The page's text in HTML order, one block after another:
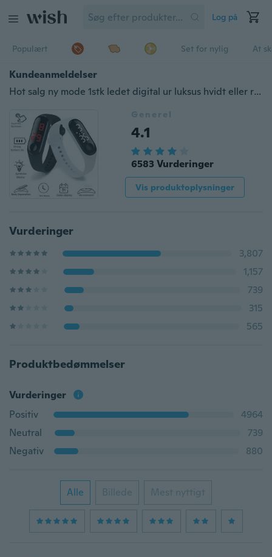
Log på
Populært Set for nylig At
Kundeanmeldelser
Hot salg ny mode 1stk ledet digital ur luksus hvidt eller rødt lys berøringsskærm silikone rem armbåndsur kvinder sport yoga armbånd ure børn ure bedste julegave
Generel
4.1
6583 Vurderinger
Vis produktoplysninger
Vurderinger
3,807
1,157
739
315
565
Produktbedømmelser
Vurderinger
Positiv
4964
Neutral
739
Negativ
880
Alle Billede Mest nyttigt